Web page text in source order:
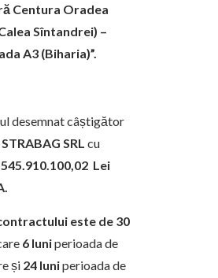
Centura Oradea
Sîntandrei) –
A3 (Biharia)”.
desemnat câștigător
STRABAG SRL cu
545.910.100,02 Lei
este de 30
6 luniperioada de
și 24 luniperioada de